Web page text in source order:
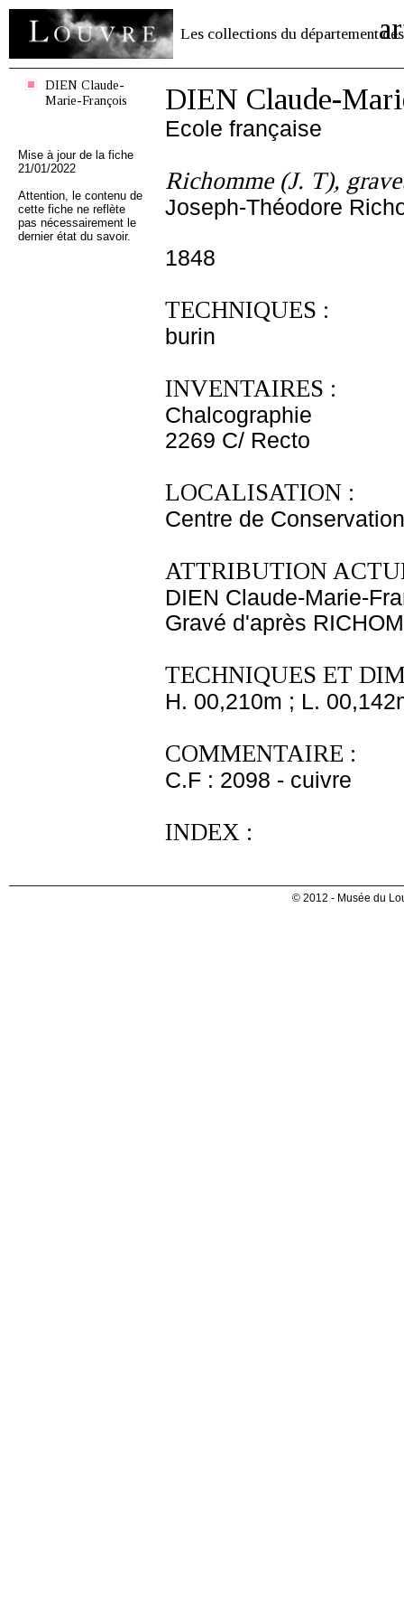
Les collections du département des
DIEN Claude-
Marie-François
Mise à jour de la fiche
21/01/2022
Attention, le contenu de
cette fiche ne reflète
pas nécessairement le
dernier état du savoir.
DIEN Claude-
Ecole française
Richomme (J. T),
Joseph-Théodore
1848
TECHNIQUES :
burin
INVENTAIRES :
Chalcographie
2269 C/ Recto
LOCALISATION :
Centre de
ATTRIBUTION
DIEN Claude-Marie-
Gravé d'après
TECHNIQUES ET
H. 00,210m ; L.
COMMENTAIRE :
C.F : 2098 - cuivre
INDEX :
© 2012 - Musée du